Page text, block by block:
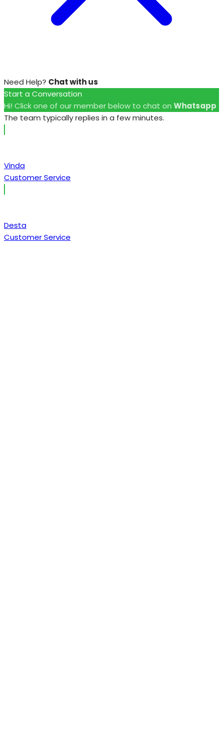
Need Help? Chat with us
Start a Conversation
Hi! Click one of our member below to chat on Whatsapp
The team typically replies in a few minutes.
Vinda
Customer Service
Desta
Customer Service